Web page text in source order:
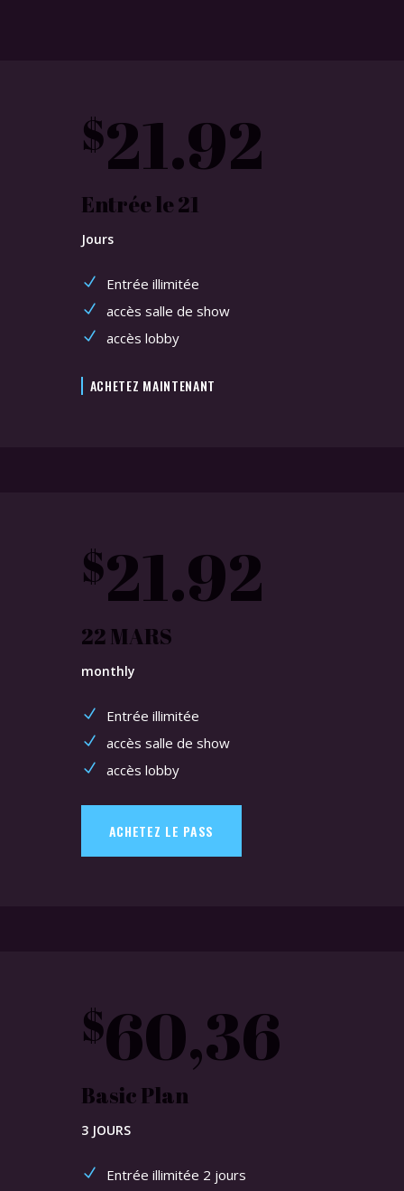
$21.92
Entrée le 21
Jours
Entrée illimitée
accès salle de show
accès lobby
ACHETEZ MAINTENANT
$21.92
22 MARS
monthly
Entrée illimitée
accès salle de show
accès lobby
ACHETEZ LE PASS
$60,36
Basic Plan
3 JOURS
Entrée illimitée 2 jours